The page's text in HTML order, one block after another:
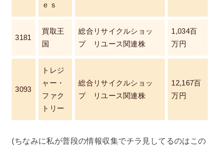
ｅｓ
3181
買取王
国
総合リサイクルショッ
プ リユース関連株
1,034百
万円
3093
トレジ
ャー・
ファク
トリー
総合リサイクルショッ
プ リユース関連株
12,167百
万円
(ちなみに私が普段の情報収集でチラ見してるのはこの